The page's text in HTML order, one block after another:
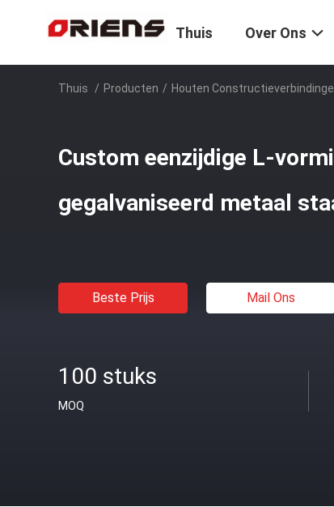
Thuis Over Ons
Thuis / Producten / Houten
Custom eenzijdige L-
gegalvaniseerd metaal
Beste Prijs Mail Ons
100 stuks
MOQ